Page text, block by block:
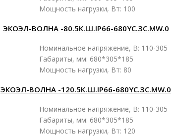
Мощность нагрузки, Вт: 100
ЭКОЭЛ-ВОЛНА -80.5К.Ш.IP66-680YC.ЗС.MW.0
Номинальное напряжение, В: 110-305
Габариты, мм: 680*305*185
Мощность нагрузки, Вт: 80
ЭКОЭЛ-ВОЛНА -120.5К.Ш.IP66-680YC.ЗС.MW.0
Номинальное напряжение, В: 110-305
Габариты, мм: 680*305*185
Мощность нагрузки, Вт: 120